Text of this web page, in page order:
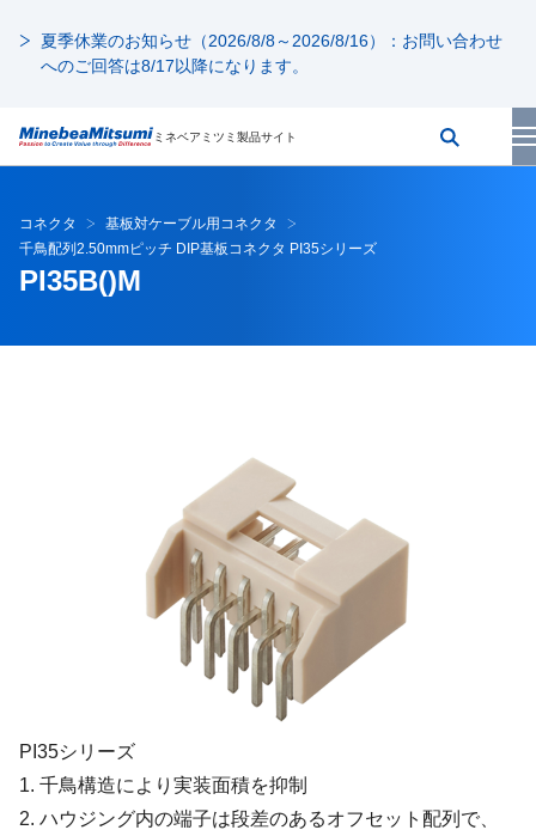
夏季休業のお知らせ（2026/8/8～2026/8/16）：お問い合わせ
へのご回答は8/17以降になります。
ミネベアミツミ製品サイト
コネクタ
基板対ケーブル用コネクタ
千鳥配列2.50mmピッチ DIP基板コネクタ PI35シリーズ
PI35B()M
PI35シリーズ
1. 千鳥構造により実装面積を抑制
2. ハウジング内の端子は段差のあるオフセット配列で、